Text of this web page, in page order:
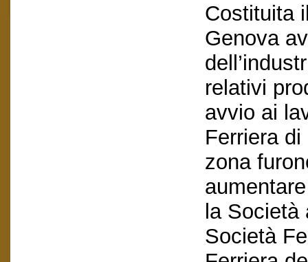
Costituita
Genova
relativi
avvio ai
Ferriera
zona
la
Società